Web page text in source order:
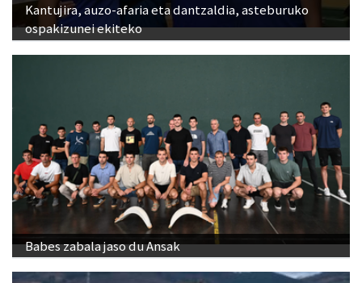
Kantujira, auzo-afaria eta dantzaldia, asteburuko
ospakizunei ekiteko
Babes zabala jaso du Ansak